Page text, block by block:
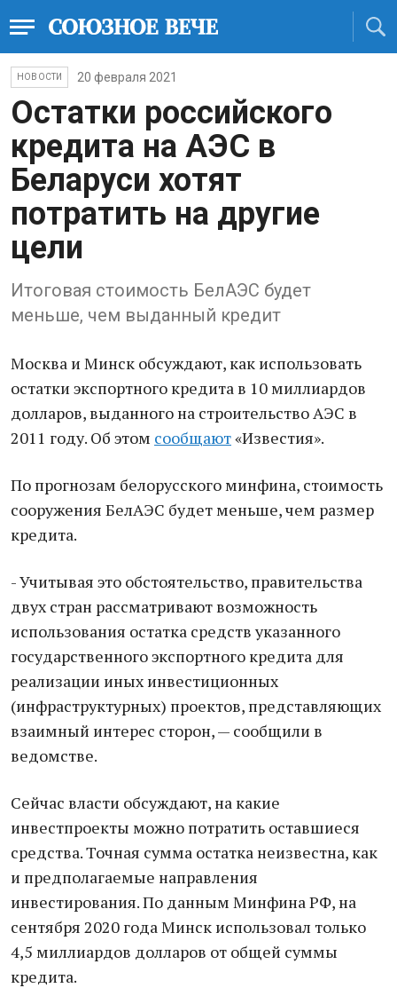
НОВОСТИ 20 февраля 2021
Остатки российского
кредита на АЭС в
Беларуси хотят
потратить на другие
цели
Итоговая стоимость БелАЭС будет
меньше, чем выданный кредит
Москва и Минск обсуждают, как использовать
остатки экспортного кредита в 10 миллиардов
долларов, выданного на строительство АЭС в
2011 году. Об этом сообщают«Известия».
По прогнозам белорусского минфина, стоимость
сооружения БелАЭС будет меньше, чем размер
кредита.
- Учитывая это обстоятельство, правительства
двух стран рассматривают возможность
использования остатка средств указанного
государственного экспортного кредита для
реализации иных инвестиционных
(инфраструктурных) проектов, представляющих
взаимный интерес сторон, — сообщили в
ведомстве.
Сейчас власти обсуждают, на какие
инвестпроекты можно потратить оставшиеся
средства. Точная сумма остатка неизвестна, как
и предполагаемые направления
инвестирования. По данным Минфина РФ, на
сентября 2020 года Минск использовал только
4,5 миллиардов долларов от общей суммы
кредита.